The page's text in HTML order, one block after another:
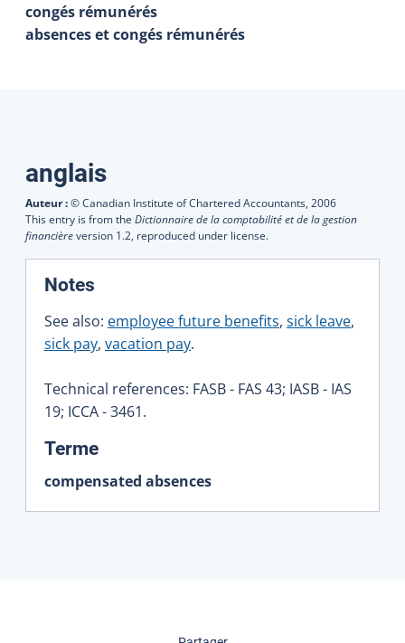
congés rémunérés
absences et congés rémunérés
Traductions
anglais
Auteur :© Canadian Institute of Chartered Accountants, 2006
This entry is from the Dictionnaire de la comptabilité et de la gestion
financièreversion 1.2, reproduced under license.
Notes
See also: employee future benefits, sick leave,
sick pay, vacation pay.
Technical references: FASB - FAS 43; IASB - IAS
19; ICCA - 3461.
Terme:
compensated absences